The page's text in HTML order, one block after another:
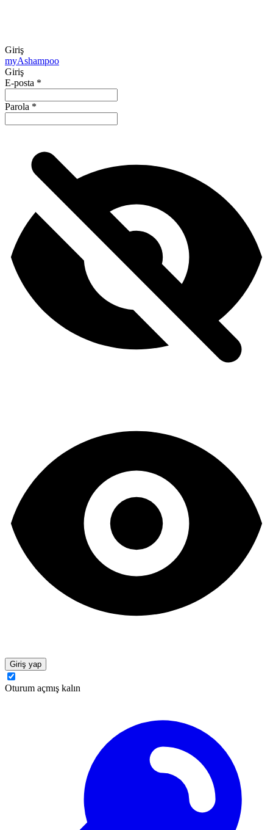
Giriş
myAshampoo
Giriş
E-posta *
Parola *
Giriş yap
Oturum açmış kalın